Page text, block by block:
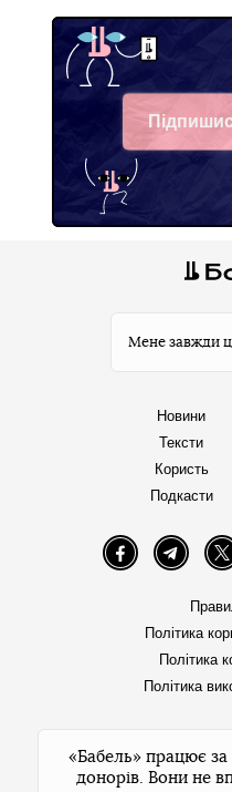
Facebook
Мене завжди
Новини
Тексти
Користь
Подкасти
Facebook
Політика
Політика
Політика
«Бабель» працює
донорів. Вони не